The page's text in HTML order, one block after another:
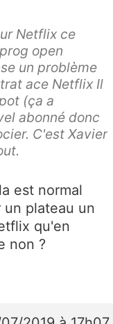
Netflix ce
open
un problème
ace Netflix Il
(ça a
abonné donc
C'est Xavier
est normal
un plateau un
qu'en
non ?